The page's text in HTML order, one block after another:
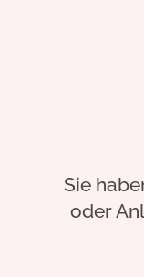
Sie
oder